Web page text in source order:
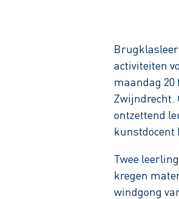
activiteiten
maandag 20
Zwijndrecht.
ontzettend
kunstdocent
Twee
kregen
windgong